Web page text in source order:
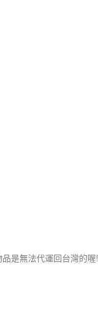
是無法代運回台灣的喔!